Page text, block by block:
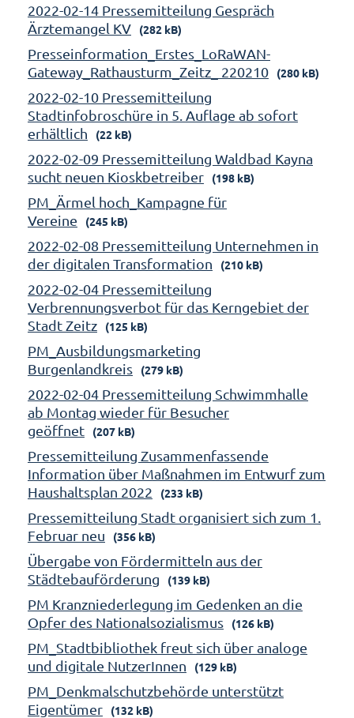
2022-02-14 Pressemitteilung Gespräch
Ärztemangel KV
(282 kB)
Presseinformation_Erstes_LoRaWAN-
Gateway_Rathausturm_Zeitz_ 220210
(280 kB)
2022-02-10 Pressemitteilung
Stadtinfobroschüre in 5. Auflage ab sofort
erhältlich
(22 kB)
2022-02-09 Pressemitteilung Waldbad Kayna
sucht neuen Kioskbetreiber
(198 kB)
PM_Ärmel hoch_Kampagne für
Vereine
(245 kB)
2022-02-08 Pressemitteilung Unternehmen in
der digitalen Transformation
(210 kB)
2022-02-04 Pressemitteilung
Verbrennungsverbot für das Kerngebiet der
Stadt Zeitz
(125 kB)
PM_Ausbildungsmarketing
Burgenlandkreis
(279 kB)
2022-02-04 Pressemitteilung Schwimmhalle
ab Montag wieder für Besucher
geöffnet
(207 kB)
Pressemitteilung Zusammenfassende
Information über Maßnahmen im Entwurf zum
Haushaltsplan 2022
(233 kB)
Pressemitteilung Stadt organisiert sich zum 1.
Februar neu
(356 kB)
Übergabe von Fördermitteln aus der
Städtebauförderung
(139 kB)
PM Kranzniederlegung im Gedenken an die
Opfer des Nationalsozialismus
(126 kB)
PM_Stadtbibliothek freut sich über analoge
und digitale NutzerInnen
(129 kB)
PM_Denkmalschutzbehörde unterstützt
Eigentümer
(132 kB)